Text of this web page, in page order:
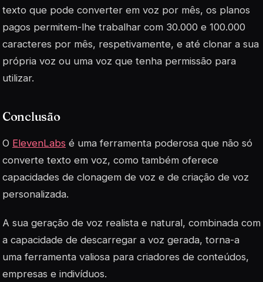
texto que pode converter em voz por mês, os planos
pagos permitem-lhe trabalhar com 30.000 e 100.000
caracteres por mês, respetivamente, e até clonar a sua
própria voz ou uma voz que tenha permissão para
utilizar.
Conclusão
O ElevenLabs é uma ferramenta poderosa que não só
converte texto em voz, como também oferece
capacidades de clonagem de voz e de criação de voz
personalizada.
A sua geração de voz realista e natural, combinada com
a capacidade de descarregar a voz gerada, torna-a
uma ferramenta valiosa para criadores de conteúdos,
empresas e indivíduos.